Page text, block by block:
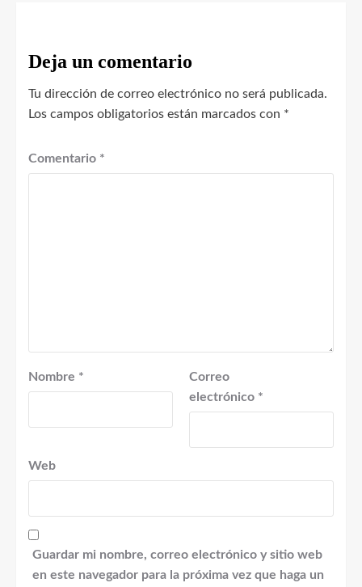
Deja un comentario
Tu dirección de correo electrónico no será publicada.
Los campos obligatorios están marcados con *
Comentario *
Nombre *
Correo
electrónico *
Web
Guardar mi nombre, correo electrónico y sitio web
en este navegador para la próxima vez que haga un